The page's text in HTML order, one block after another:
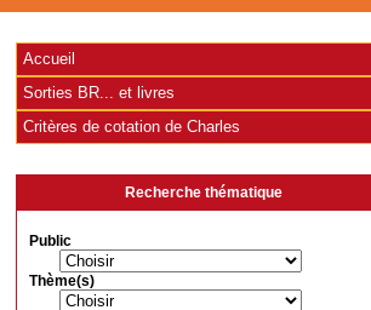
Accueil
Sorties BR... et livres
Critères de cotation de Charles
Recherche thématique
Public
Thème(s)